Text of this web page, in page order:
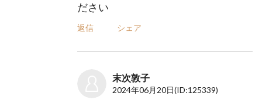
ださい
返信 シェア
末次敦子
2024年06月20日(ID:125339)